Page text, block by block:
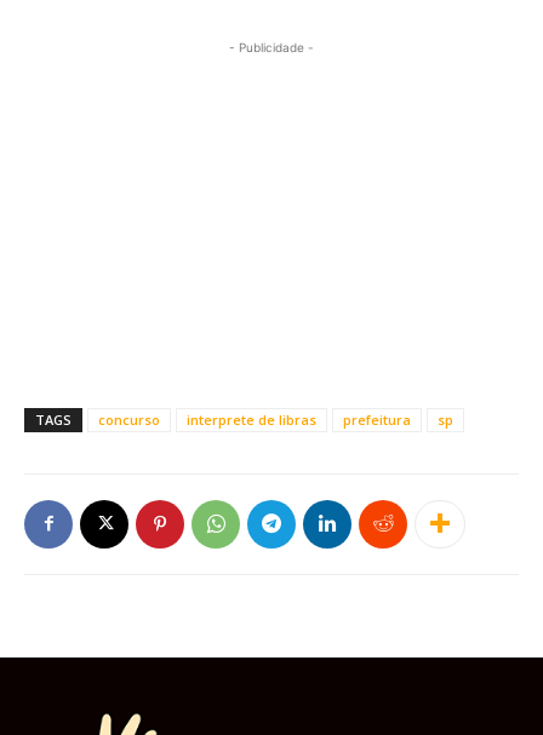
- Publicidade -
TAGS concurso interprete de libras prefeitura sp